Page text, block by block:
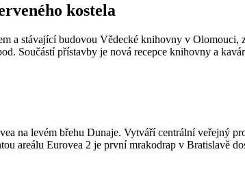
kostela
a stávající budovou Vědecké knihovny v
Součástí přístavby je nová recepce knihovny a
na levém břehu Dunaje. Vytváří centrální veřejný
areálu Eurovea 2 je první mrakodrap v Bratislavě